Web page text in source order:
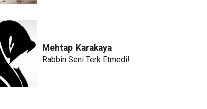
Mehtap Karakaya
Rabbin Seni Terk Etmedi!